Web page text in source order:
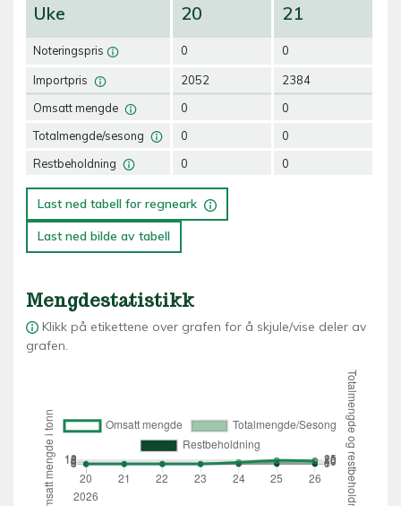
Uke
Noteringspris
Importpris
Omsatt mengde
Totalmengde/sesong
Restbeholdning
20
0
2052
0
0
0
21
0
2384
0
0
0
Last ned tabell for regneark
Last ned bilde av tabell
Mengdestatistikk
Klikk på etikettene over grafen for å skjule/vise deler av
grafen.